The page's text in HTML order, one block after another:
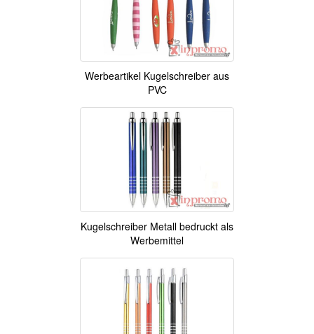
Werbeartikel Kugelschreiber aus
PVC
Kugelschreiber Metall bedruckt als
Werbemittel